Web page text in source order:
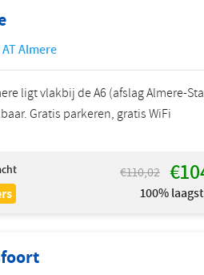
Almere
ligt vlakbij de A6 (afslag Almere-
Gratis parkeren, gratis WiFi
€110,02
100%